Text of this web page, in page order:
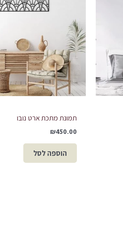
תמונת מתכת ארט נובו
₪450.00
הוספה לסל